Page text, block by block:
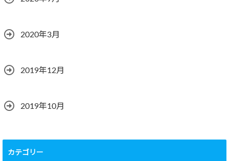
2020年3月
2019年12月
2019年10月
カテゴリー